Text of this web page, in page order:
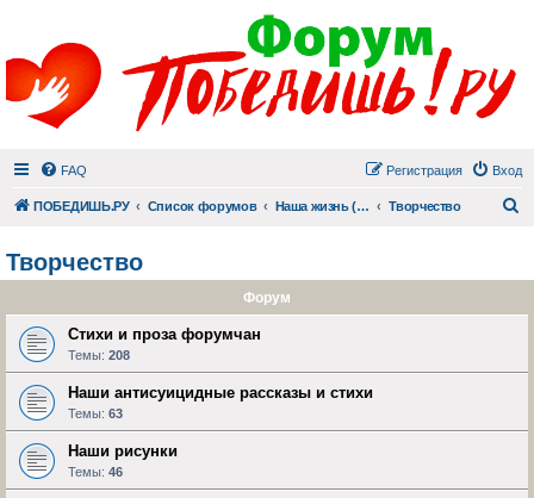
FAQ Вход
Регистрация
ПОБЕДИШЬ.РУ Список форумов Наша жизнь (не всё же о суициде!) Творчество
Творчество
Форум
Стихи и проза форумчан
Темы: 208
Наши антисуицидные рассказы и стихи
Темы: 63
Наши рисунки
Темы: 46